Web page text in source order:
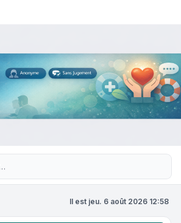
avancée
Il est jeu. 6 août 2026 12:58